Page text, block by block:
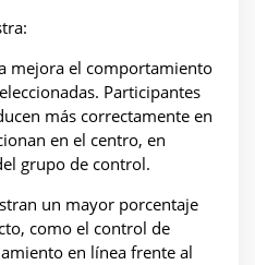
mejora el comportamiento
Participantes
más correctamente en
en el centro, en
grupo de control.
un mayor porcentaje
como el control de
en línea frente al